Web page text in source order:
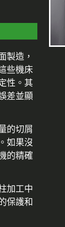
製造，
些機床
性。其
差並顯
的切屑
如果沒
的精確
加工中
保護和